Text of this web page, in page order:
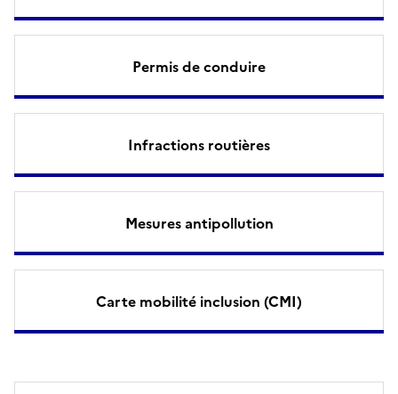
Permis de conduire
Infractions routières
Mesures antipollution
Carte mobilité inclusion (CMI)